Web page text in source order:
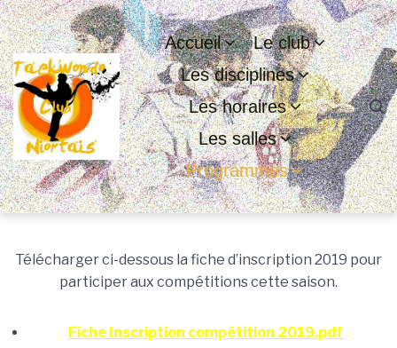
Passer
à
la
navigation
principale
Aller
au
contenu
Passer
au
pied
de
page
Accueil
Le club
Les disciplines
Les horaires
Les salles
Programmes
Fiche
Inscription
Télécharger ci-dessous la fiche d’inscription 2019 pour
participer aux compétitions cette saison.
Fiche Inscription compétition 2019.pdf